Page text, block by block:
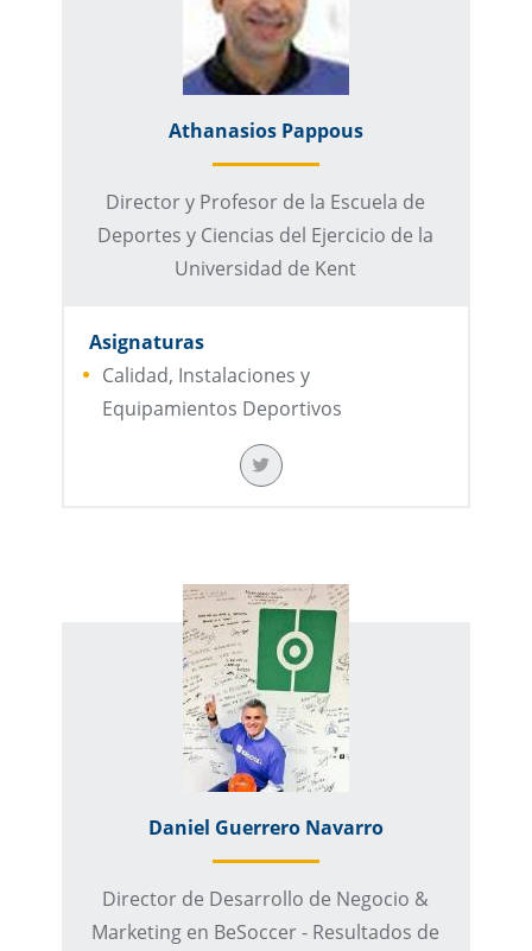
Athanasios Pappous
Director y Profesor de la Escuela de
Deportes y Ciencias del Ejercicio de la
Universidad de Kent
Asignaturas
Calidad, Instalaciones y
Equipamientos Deportivos
Daniel Guerrero Navarro
Director de Desarrollo de Negocio &
Marketing en BeSoccer - Resultados de